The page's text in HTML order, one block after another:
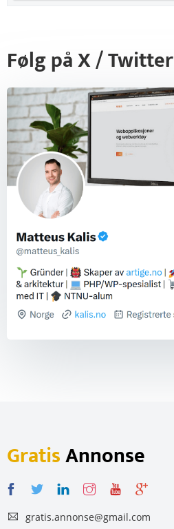
Følg på X / Twitter
GratisAnnonse
gratis.annonse@gmail.com